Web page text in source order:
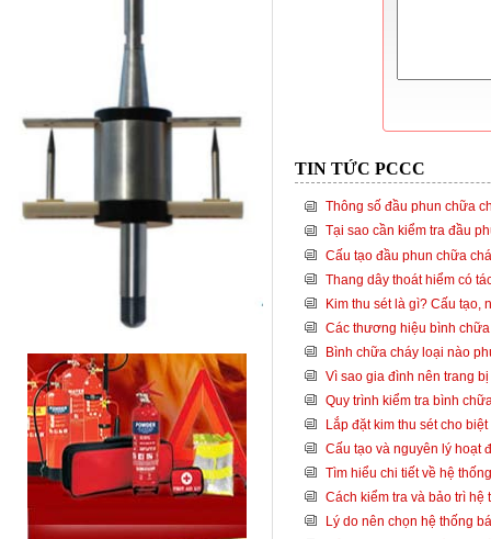
TIN TỨC PCCC
Thông số đầu phun chữa
Tại sao cần kiểm tra đầu
Cấu tạo đầu phun chữa
Thang dây thoát hiểm có
Kim thu sét là gì? Cấu tạo,
Các thương hiệu bình
Bình chữa cháy loại nào
Vì sao gia đình nên trang
Quy trình kiểm tra bình
Lắp đặt kim thu sét cho
Cấu tạo và nguyên lý hoạt
Tìm hiểu chi tiết về hệ
Cách kiểm tra và bảo trì
Lý do nên chọn hệ thống